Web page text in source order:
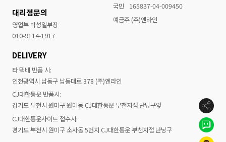
대리점문의
영업부 박성일부장
010-9114-1917
국민
165837-04-009450
예금주 (주)엔라인
DELIVERY
타 택배 반품 시:
인천광역시 남동구 남동대로 378 (주)엔라인
CJ대한통운 반품시:
경기도 부천시 원미구 원미동 CJ대한통운 부천지점 난닝구앞
CJ대한통운사이트 접수시:
경기도 부천시 원미구 소사동 5번지 CJ대한통운 부천지점 난닝구